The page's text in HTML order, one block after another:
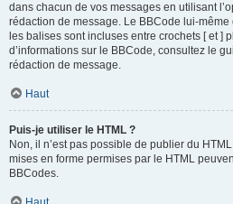
dans chacun de vos messages en utilisant
rédaction de message. Le BBCode lui-
les balises sont incluses entre crochets [ et ]
d’informations sur le BBCode, consultez le
rédaction de message.
Haut
Puis-je utiliser le HTML ?
Non, il n’est pas possible de publier du
mises en forme permises par le HTML
BBCodes.